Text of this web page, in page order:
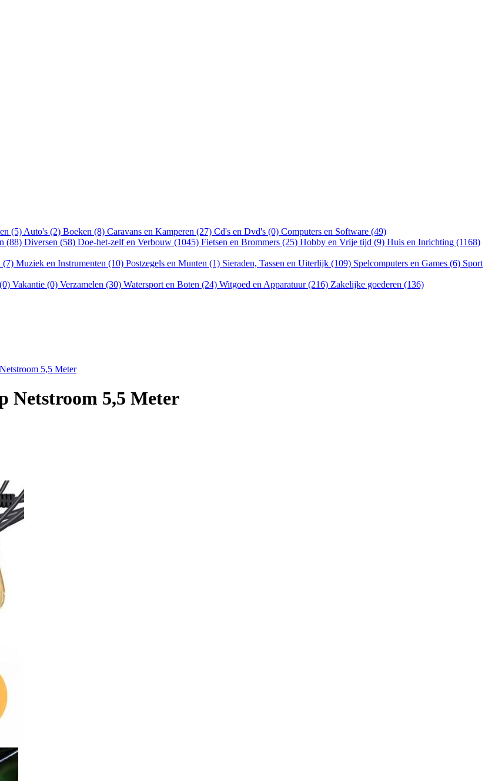
(5) Auto's (2) Boeken (8) Caravans en Kamperen (27) Cd's en Dvd's (0) Computers en Software (49)
(88) Diversen (58) Doe-het-zelf en Verbouw (1045) Fietsen en Brommers (25) Hobby en Vrije tijd (9) Huis en Inrichting (1168)
(7) Muziek en Instrumenten (10) Postzegels en Munten (1) Sieraden, Tassen en Uiterlijk (109) Spelcomputers en Games (6) Sport
Vakantie (0) Verzamelen (30) Watersport en Boten (24) Witgoed en Apparatuur (216) Zakelijke goederen (136)
5,5 Meter
Netstroom 5,5 Meter